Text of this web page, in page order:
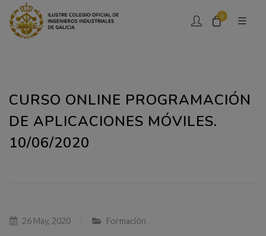
0
CURSO ONLINE PROGRAMACIÓN
DE APLICACIONES MÓVILES.
10/06/2020
26 May, 2020 Formación